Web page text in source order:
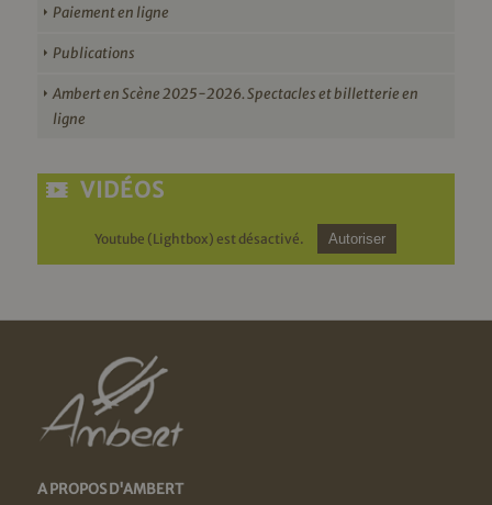
Paiement en ligne
Publications
Ambert en Scène 2025-2026. Spectacles et billetterie en
ligne
VIDÉOS
Youtube (Lightbox) est désactivé. Autoriser
A PROPOS D'AMBERT